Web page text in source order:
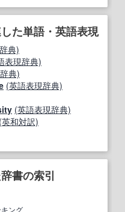
た単語・英語表現
典)
表現辞典)
典)
(英語表現辞典)
(英語表現辞典)
(英和対訳)
書の索引
ング